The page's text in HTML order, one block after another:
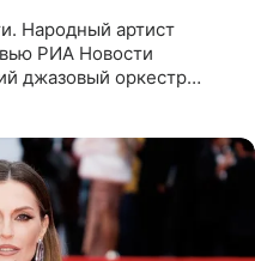
Народный артист
РИА Новости
джазовый оркестр